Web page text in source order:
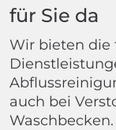
für Sie da
Wir bieten die
auch bei
Waschbecken.